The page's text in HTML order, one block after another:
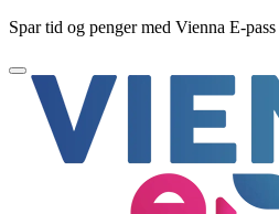
Spar tid og penger med Vienna E-pass